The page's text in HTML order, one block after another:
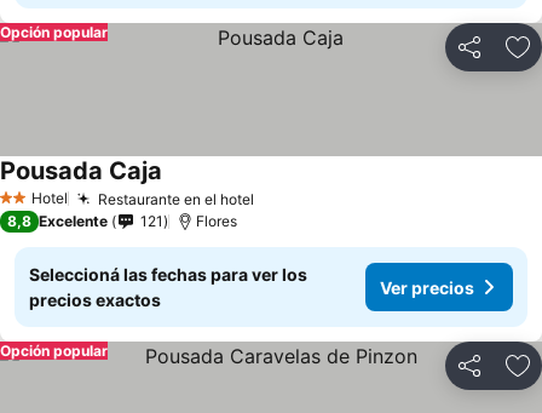
Compartir
Opción popular
2 Estrellas
Hotel Restaurante en el hotel
Pousada Caja
8,8 Excelente 121 Flores
Seleccioná las fechas para ver los
precios exactos
Ver precios
Compartir
Opción popular